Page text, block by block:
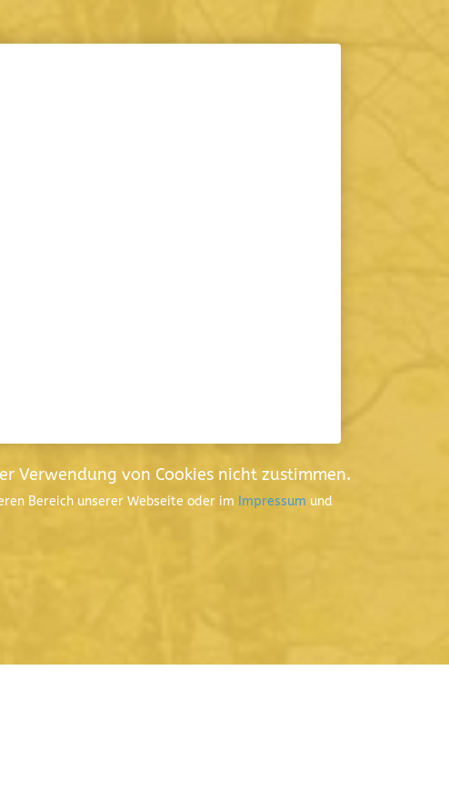
Verwendung von Cookies nicht zustimmen.
Bereich unserer Webseite oder im Impressum und